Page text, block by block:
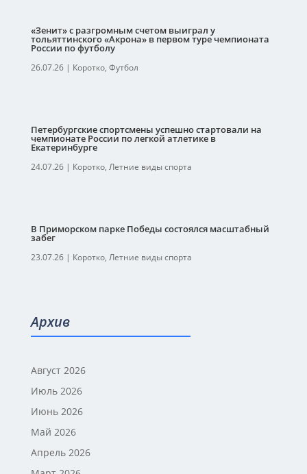
«Зенит» с разгромным счетом выиграл у
тольяттинского «Акрона» в первом туре чемпионата
России по футболу
26.07.26| Коротко, Футбол
Петербургские спортсмены успешно стартовали на
чемпионате России по легкой атлетике в
Екатеринбурге
24.07.26| Коротко, Летние виды спорта
В Приморском парке Победы состоялся масштабный
забег
23.07.26| Коротко, Летние виды спорта
Архив
Август 2026
Июль 2026
Июнь 2026
Май 2026
Апрель 2026